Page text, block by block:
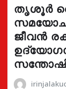
തൃശൂർ
ജീവൻ